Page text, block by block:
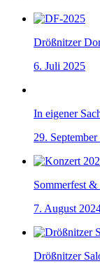
Drößnitzer
6. Juli 2025
In eigener
29.
Sommerfest
7. August
Drößnitzer